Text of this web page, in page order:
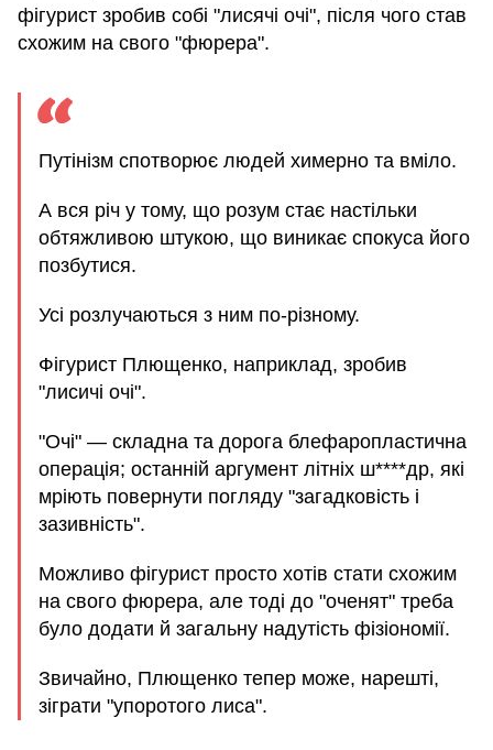
фігурист зробив собі "лисячі очі", після чого став
схожим на свого "фюрера".
Путінізм спотворює людей химерно та вміло.
А вся річ у тому, що розум стає настільки
обтяжливою штукою, що виникає спокуса його
позбутися.
Усі розлучаються з ним по-різному.
Фігурист Плющенко, наприклад, зробив
"лисичі очі".
"Очі" — складна та дорога блефаропластична
операція; останній аргумент літніх ш****др, які
мріють повернути погляду "загадковість і
зазивність".
Можливо фігурист просто хотів стати схожим
на свого фюрера, але тоді до "оченят" треба
було додати й загальну надутість фізіономії.
Звичайно, Плющенко тепер може, нарешті,
зіграти "упоротого лиса".